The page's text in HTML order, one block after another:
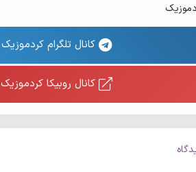
کانال تلگرام کردموزیک
کانال روبیکا کردموزیک